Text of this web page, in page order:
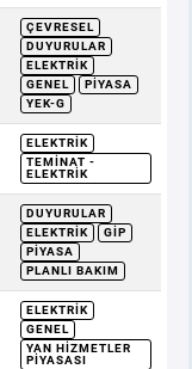
ÇEVRESEL
DUYURULAR
ELEKTRIK
GENEL
PIYASA
YEK-G
ELEKTRIK
TEMINAT -
ELEKTRIK
DUYURULAR
ELEKTRIK
GİP
PIYASA
PLANLI BAKIM
ELEKTRIK
GENEL
YAN HIZMETLER
PIYASASI